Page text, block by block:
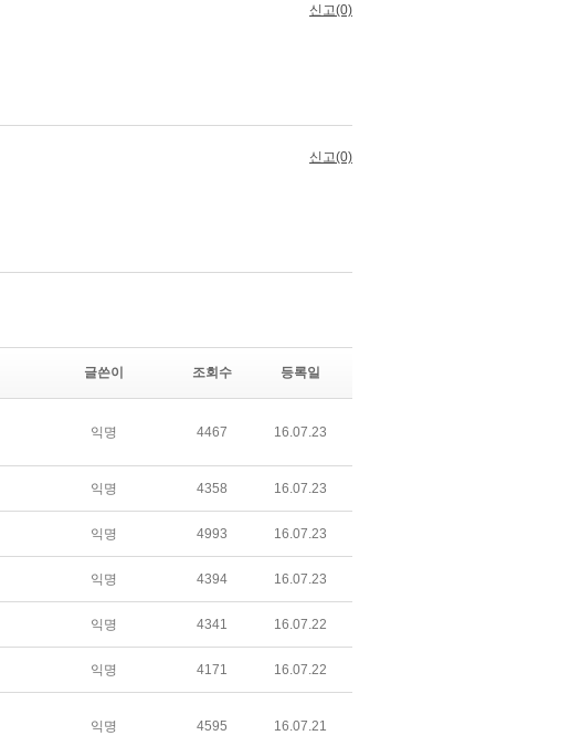
글쓴이 조회수 등록일
익명 4467 16.07.23
익명 4358 16.07.23
익명 4993 16.07.23
익명 4394 16.07.23
익명 4341 16.07.22
익명 4171 16.07.22
익명 4595 16.07.21